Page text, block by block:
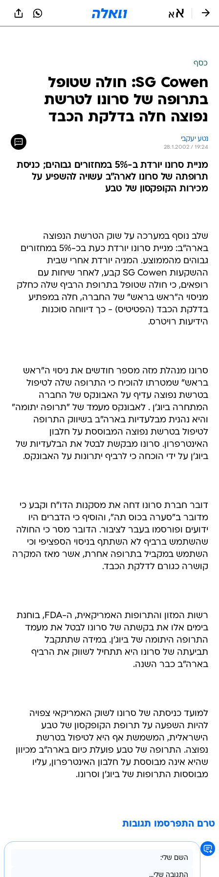
כסף
SG Cowen: חולה שטופל
בתרופה של סרונו לטרשת
נפוצה חלה בדלקת הכבד
נטע יעקבי
28.1.2002 / 19:24
מניית סרונו יורדת ב-5% במחזורים גבוהים; כניסת
תרופתה של סרונו לארה"ב עשויה להשפיע על
מכירות הקופקסון של טבע
שלב נוסף במערכה על שוק הטרשת הנפוצה
בארה"ב: מניית סרונו יורדת כעת בכ-5% במחזורים
גבוהים מהממוצע. המניה יורדת אחרי שבית
ההשקעות SG Cowen קבע, לאחר שיחות עם
רופאים, כי חולה שטופל בתרופת הרביף שלה כחלק
מניסוי ה"ראש בראש" של החברה, חלה במפתיע
בדלקת הכבד (הפטיטיס) - כך דיווחה סוכנות
הידיעות רויטרס.
סרונו מנהלת מזה מספר חודשים את ניסוי ה"ראש
בראש" שמטרתו להוכיח כי התרופה שלה לטיפול
בטרשת נפוצה עדיף על האבונקס של החברה
המתחרה ביוג'ן . לאבונקס מעמד של "תרופה יתומה"
והיא נהנית מבלעדיות בארה"ב בשיווק התרופה
לטיפול בטרשת נפוצה המבוססת על חלבון
האינטרפרון. סרונו מבקשת לבטל את הבלעדיות של
ביוג'ן על ידי הוכחה כי לרביף יתרונות על האבונקס.
דובר חברת סרונו דחה את מסקנות הדו"ח וקבע כי
מדובר ב"סערה בכוס תה", והוסיף כי הדברים היו
ידועים ופורסמו בעבר לציבור. הדובר מסר כי החולה
שהשתמש ברביף לא השתתף בניסוי הספציפי וכי
השתמש במקביל בתרופה אחרת, אשר מאז המקרה
קושרה כגורם לדלקת הכבד.
רשות המזון והתרופות האמריקאית, ה-FDA, בוחנת
בימים אלו את בקשתה של סרונו לבטל את מעמד
התרופה היתומה של ביוג'ן. במידה שתתקבל
תביעתה של סרונו היא תתחיל לשווק את הרביף
בארה"ב כבר השנה.
למועד כניסתה של סרונו לשוק האמריקאי צפויה
להיות השפעה על תרופת הקופקסון של טבע
הישראלית, המשמשת אף היא לטיפול בטרשת
נפוצה. התרופה של טבע פועלת כיום בארה"ב מכיוון
שהיא אינה מבוססת על חלבון האינטרפרון, עליו
מבוססות התרופות של ביוג'ן וסרונו.
טרם התפרסמו תגובות